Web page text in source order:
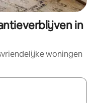
in
woningen
zijn, maak je een keuze